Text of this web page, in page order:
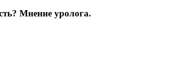
Мнение уролога.